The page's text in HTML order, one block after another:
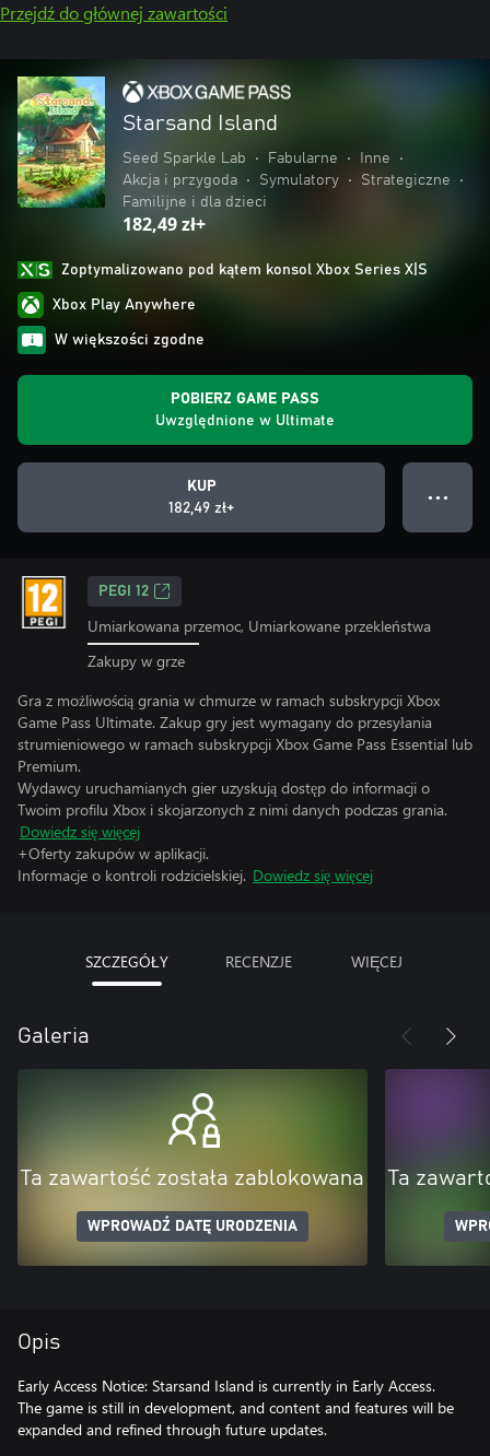
Przejdź do głównej zawartości
Starsand Island
Seed Sparkle Lab • Fabularne • Inne
•
Akcja i przygoda
• Symulatory • Strategiczne
•
Familijne i dla dzieci
182,49 zł+
Zoptymalizowano pod kątem konsol Xbox Series X|S
Xbox Play Anywhere
W większości zgodne
POBIERZ GAME PASS
Uwzględnione w Ultimate
KUP
182,49 zł+
● ● ●
PEGI 12
Umiarkowana przemoc, Umiarkowane przekleństwa
Zakupy w grze
Gra z możliwością grania w chmurze w ramach subskrypcji Xbox
Game Pass Ultimate. Zakup gry jest wymagany do przesyłania
strumieniowego w ramach subskrypcji Xbox Game Pass Essential lub
Premium.
Wydawcy uruchamianych gier uzyskują dostęp do informacji o
Twoim profilu Xbox i skojarzonych z nimi danych podczas grania.
Dowiedz się więcej
+Oferty zakupów w aplikacji.
Informacje o kontroli rodzicielskiej. Dowiedz się więcej
SZCZEGÓŁY RECENZJE WIĘCEJ
Galeria
Ta zawartość została zablokowana
WPROWADŹ DATĘ URODZENIA
Ta
Opis
Early Access Notice: Starsand Island is currently in Early Access.
The game is still in development, and content and features will be
expanded and refined through future updates.